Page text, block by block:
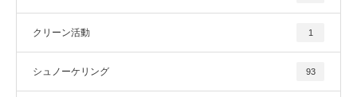
クリーン活動 1
シュノーケリング 93